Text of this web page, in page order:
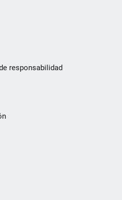
responsabilidad